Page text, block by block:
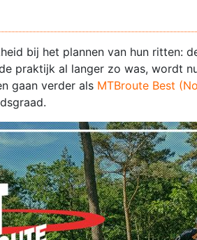
bij het plannen van hun ritten:
praktijk al langer zo was, wordt
gaan verder als MTBroute Best